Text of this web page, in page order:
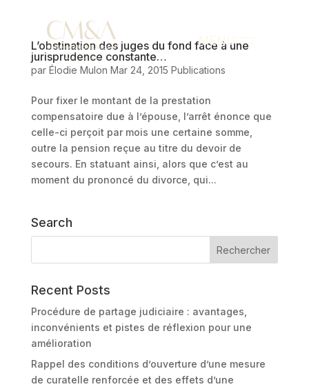
MENU
L’obstination des juges du fond face à une
jurisprudence constante…
par Élodie Mulon Mar 24, 2015 Publications
Pour fixer le montant de la prestation
compensatoire due à l’épouse, l’arrêt énonce que
celle-ci perçoit par mois une certaine somme,
outre la pension reçue au titre du devoir de
secours. En statuant ainsi, alors que c’est au
moment du prononcé du divorce, qui...
Search
Recent Posts
Procédure de partage judiciaire : avantages,
inconvénients et pistes de réflexion pour une
amélioration
Rappel des conditions d’ouverture d’une mesure
de curatelle renforcée et des effets d’une